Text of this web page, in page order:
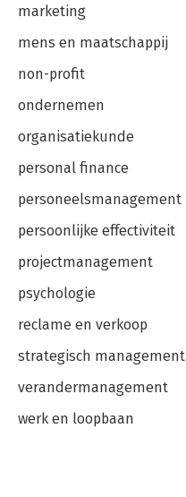
marketing
mens en maatschappij
non-profit
ondernemen
organisatiekunde
personal finance
personeelsmanagement
persoonlijke effectiviteit
projectmanagement
psychologie
reclame en verkoop
strategisch management
verandermanagement
werk en loopbaan